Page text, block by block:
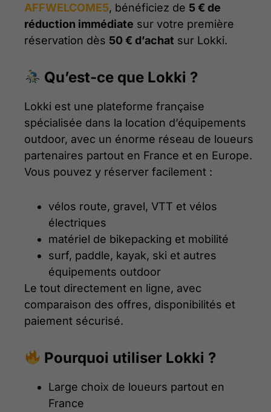
AFFWELCOME5, bénéficiez de 5 € de
réduction immédiate sur votre première
réservation dès 50 € d’achat sur Lokki.
Qu’est-ce que Lokki ?
Lokki est une plateforme française
spécialisée dans la location d’équipements
outdoor, avec un énorme réseau de loueurs
partenaires partout en France et en Europe.
Vous pouvez y réserver facilement :
vélos route, gravel, VTT et vélos
électriques
matériel de bikepacking et mobilité
surf, paddle, kayak, ski et autres
équipements outdoor
Le tout directement en ligne, avec
comparaison des offres, disponibilités et
paiement sécurisé.
Pourquoi utiliser Lokki ?
Large choix de loueurs partout en
France